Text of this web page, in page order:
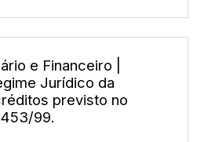
e Financeiro |
Jurídico da
previsto no
99.